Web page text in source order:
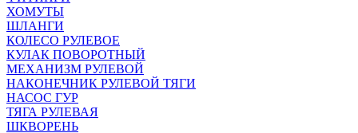
ХОМУТЫ
ШЛАНГИ
КОЛЕСО РУЛЕВОЕ
КУЛАК ПОВОРОТНЫЙ
МЕХАНИЗМ РУЛЕВОЙ
НАКОНЕЧНИК РУЛЕВОЙ ТЯГИ
НАСОС ГУР
ТЯГА РУЛЕВАЯ
ШКВОРЕНЬ